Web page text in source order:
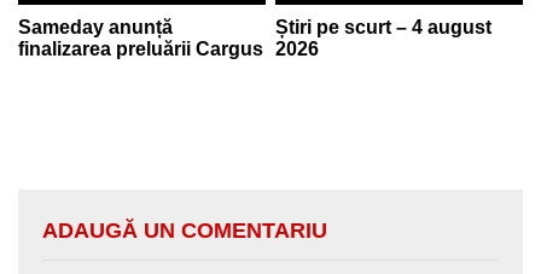
Sameday anunță
finalizarea preluării Cargus
Știri pe scurt – 4 august
2026
ADAUGĂ UN COMENTARIU